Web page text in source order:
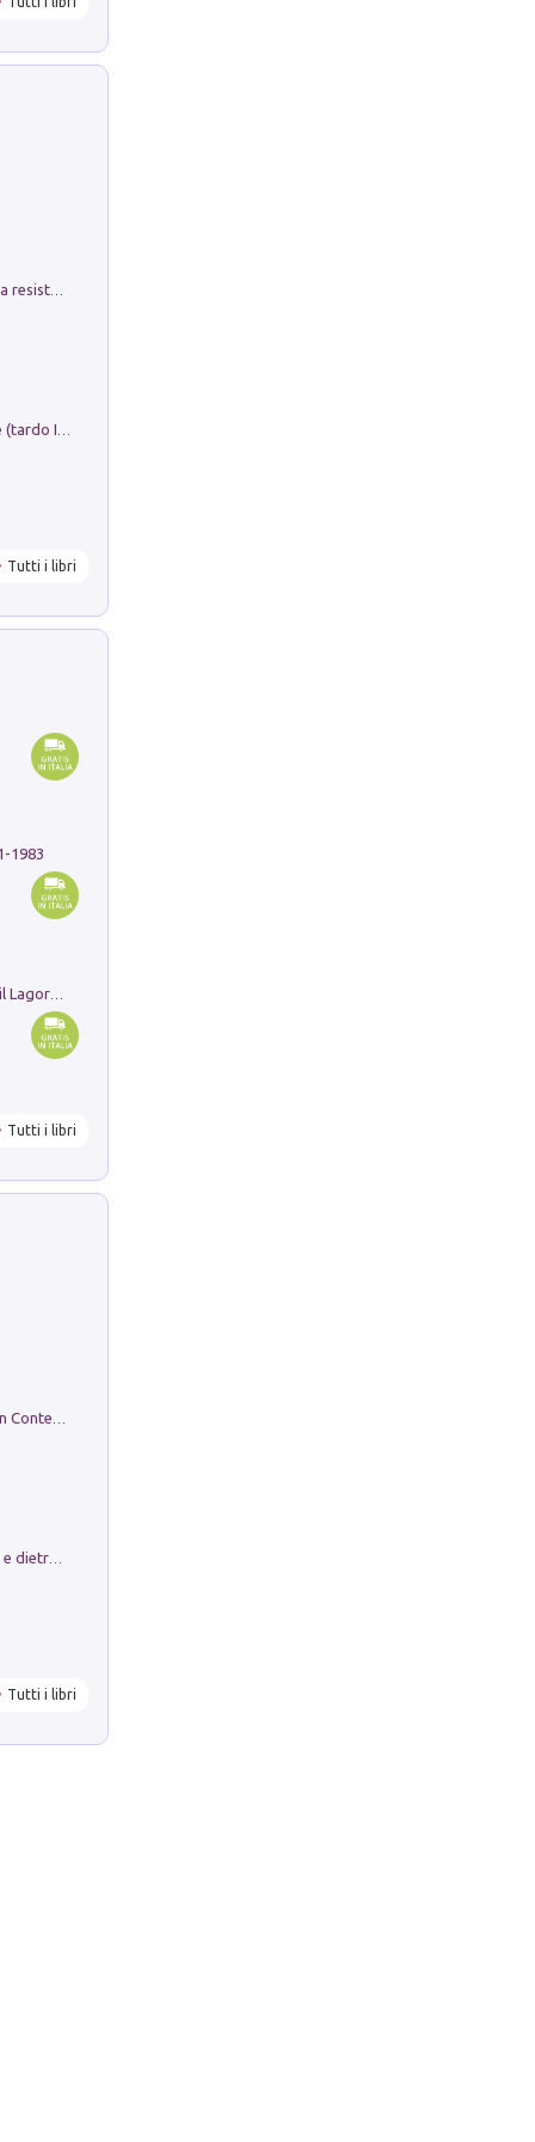
Memorial Santa Giulia. Sculture per la resistenza Monchio di Palagano
Tutti i libri
1983
Tutti i libri
in alto! Livello A1. Con CD-Audio. Con Contenuto digitale per accesso on line
Tutti i libri